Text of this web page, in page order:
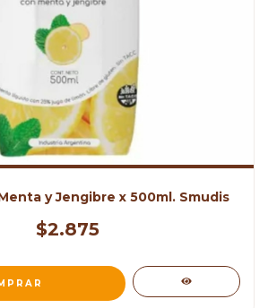
y Jengibre x 500ml. Smudis
$2.875